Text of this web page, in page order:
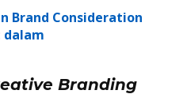
Brand Consideration
dalam
Branding